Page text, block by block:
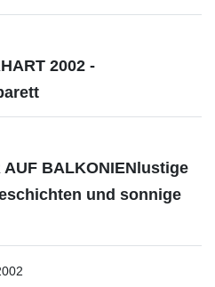
2002 -
AUF BALKONIENlustige
und sonnige